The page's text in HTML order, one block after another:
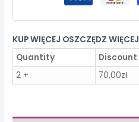
KUP WIĘCEJ OSZCZĘDZ WIĘCEJ
Quantity
Discount
2 +
70,00zł